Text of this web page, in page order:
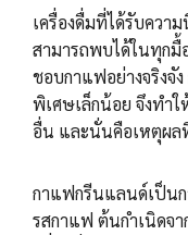
เครื่องดื่มที่ได้รับคว
สามารถพบได้ในทุกมื้
ชอบกาแฟอย่างจริงจั
พิเศษเล็กน้อย จึงทำ
อื่น และนั่นคือเหตุผล
กาแฟกรีนแลนด์เป็นก
รสกาแฟ ต้นกำเนิดจา